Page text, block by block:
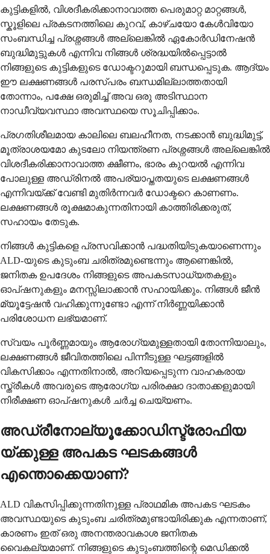
കുട്ടികളിൽ, വിശദീകരിക്കാനാവാത്ത പെരുമാറ്റ മാറ്റങ്ങൾ,
സ്കൂളിലെ പ്രകടനത്തിലെ കുറവ്, കാഴ്ചയോ കേൾവിയോ
സംബന്ധിച്ച പ്രശ്നങ്ങൾ അല്ലെങ്കിൽ ഏകോർഡിനേഷൻ
ബുദ്ധിമുട്ടുകൾ എന്നിവ നിങ്ങൾ ശ്രദ്ധയിൽപ്പെട്ടാൽ
നിങ്ങളുടെ കുട്ടികളുടെ ഡോക്ടറുമായി ബന്ധപ്പെടുക. ആദ്യം
ഈ ലക്ഷണങ്ങൾ പരസ്പരം ബന്ധമില്ലാത്തതായി
തോന്നാം, പക്ഷേ ഒരുമിച്ച് അവ ഒരു അടിസ്ഥാന
നാഡീവ്യവസ്ഥാ അവസ്ഥയെ സൂചിപ്പിക്കാം.
പ്രഗതിശീലമായ കാലിലെ ബലഹീനത, നടക്കാൻ ബുദ്ധിമുട്ട്,
മൂത്രാശയമോ കുടലോ നിയന്ത്രണ പ്രശ്നങ്ങൾ അല്ലെങ്കിൽ
വിശദീകരിക്കാനാവാത്ത ക്ഷീണം, ഭാരം കുറയൽ എന്നിവ
പോലുള്ള അഡ്രിനൽ അപര്യാപ്തതയുടെ ലക്ഷണങ്ങൾ
എന്നിവയ്ക്ക് വേണ്ടി മുതിർന്നവർ ഡോക്ടറെ കാണണം.
ലക്ഷണങ്ങൾ രൂക്ഷമാകുന്നതിനായി കാത്തിരിക്കരുത്,
സഹായം തേടുക.
നിങ്ങൾ കുട്ടികളെ പ്രസവിക്കാൻ പദ്ധതിയിടുകയാണെന്നും
ALD-യുടെ കുടുംബ ചരിത്രമുണ്ടെന്നും ആണെങ്കിൽ,
ജനിതക ഉപദേശം നിങ്ങളുടെ അപകടസാധ്യതകളും
ഓപ്ഷനുകളും മനസ്സിലാക്കാൻ സഹായിക്കും. നിങ്ങൾ ജീൻ
മ്യൂട്ടേഷൻ വഹിക്കുന്നുണ്ടോ എന്ന് നിർണ്ണയിക്കാൻ
പരിശോധന ലഭ്യമാണ്.
സ്വയം പൂർണ്ണമായും ആരോഗ്യമുള്ളതായി തോന്നിയാലും,
ലക്ഷണങ്ങൾ ജീവിതത്തിലെ പിന്നീടുള്ള ഘട്ടങ്ങളിൽ
വികസിക്കാം എന്നതിനാൽ, അറിയപ്പെടുന്ന വാഹകരായ
സ്ത്രീകൾ അവരുടെ ആരോഗ്യ പരിരക്ഷാ ദാതാക്കളുമായി
നിരീക്ഷണ ഓപ്ഷനുകൾ ചർച്ച ചെയ്യണം.
അഡ്രീനോല്യൂക്കോഡിസ്ട്രോഫിയ
യ്ക്കുള്ള അപകട ഘടകങ്ങൾ
എന്തൊക്കെയാണ്?
ALD വികസിപ്പിക്കുന്നതിനുള്ള പ്രാഥമിക അപകട ഘടകം
അവസ്ഥയുടെ കുടുംബ ചരിത്രമുണ്ടായിരിക്കുക എന്നതാണ്,
കാരണം ഇത് ഒരു അനന്തരാവകാശ ജനിതക
വൈകല്യമാണ്. നിങ്ങളുടെ കുടുംബത്തിന്റെ മെഡിക്കൽ